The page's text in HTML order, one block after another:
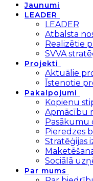
Jaunumi
LEADER
LEADER
Atbalsta
Realizētie
SVVA
Projekti
Aktuālie
Īstenotie
Pakalpojumi
Kopienu
Apmācību
Pasākumu
Pieredzes
Stratēģijas
Sociālā
Par mums